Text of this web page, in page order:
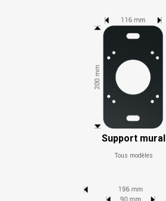
Support mural
Tous modèles